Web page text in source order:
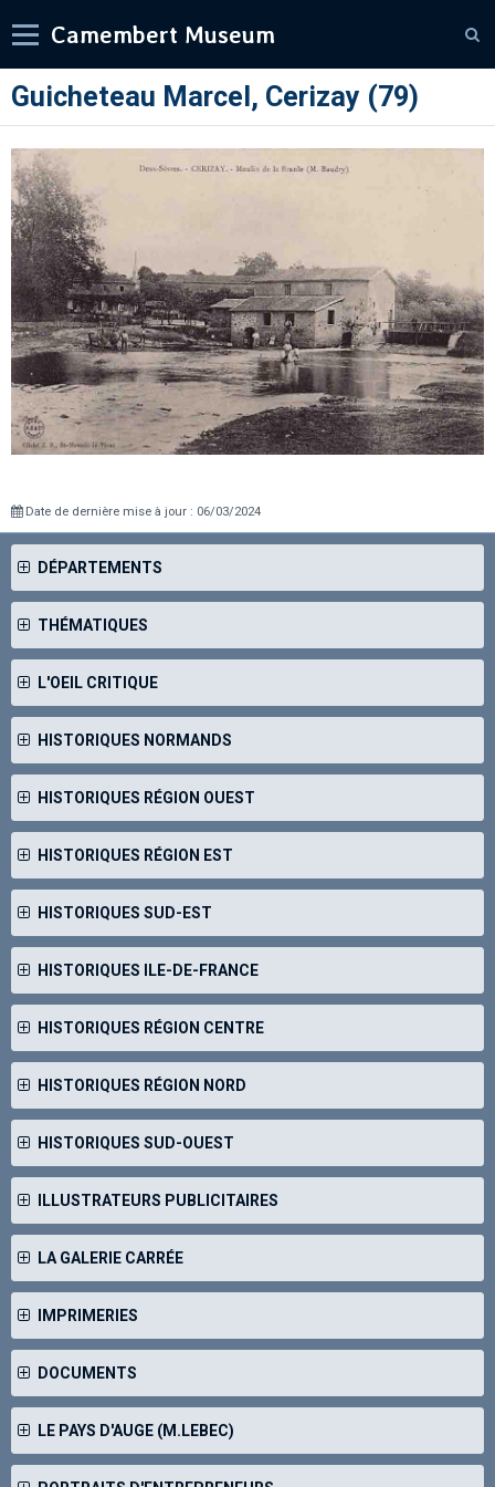
Camembert Museum
Guicheteau Marcel, Cerizay (79)
Date de dernière mise à jour : 06/03/2024
DÉPARTEMENTS
THÉMATIQUES
L'OEIL CRITIQUE
HISTORIQUES NORMANDS
HISTORIQUES RÉGION OUEST
HISTORIQUES RÉGION EST
HISTORIQUES SUD-EST
HISTORIQUES ILE-DE-FRANCE
HISTORIQUES RÉGION CENTRE
HISTORIQUES RÉGION NORD
HISTORIQUES SUD-OUEST
ILLUSTRATEURS PUBLICITAIRES
LA GALERIE CARRÉE
IMPRIMERIES
DOCUMENTS
LE PAYS D'AUGE (M.LEBEC)